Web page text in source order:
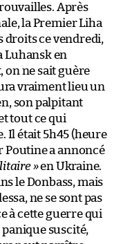
Après
la Premier Liha
droits ce vendredi,
Luhansk en
on ne sait guère
vraiment lieu un
son palpitant
tout ce qui
Il était 5h45 (heure
Poutine a annoncé
»en Ukraine.
le Donbass, mais
ne se sont pas
à cette guerre qui
suscité,